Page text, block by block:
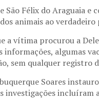
São Félix do Araguaia
animais ao
a vítima procurou a
informações, algumas
sem qualquer registro
Soares
investigações